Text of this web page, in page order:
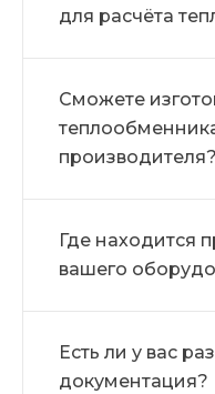
для расчёта
Сможете
производителя?
Где находится
вашего
Есть ли у вас
документация?